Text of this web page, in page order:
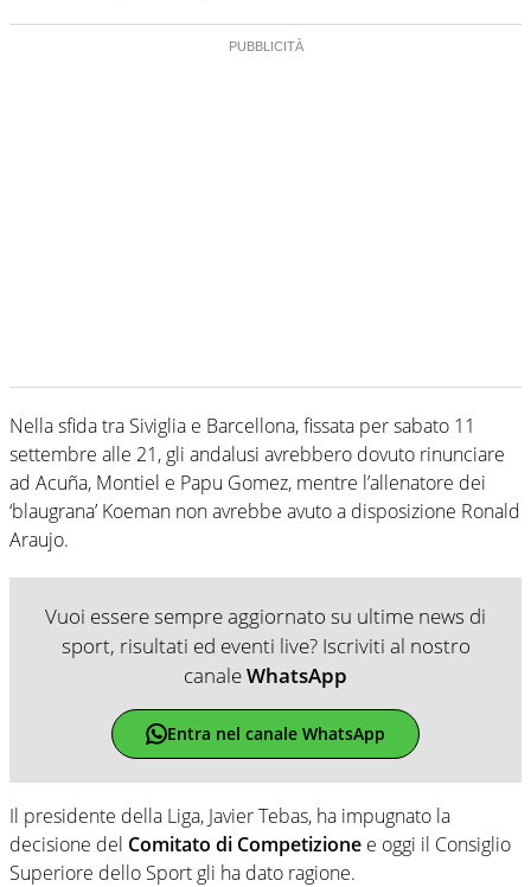
Nella sfida tra Siviglia e Barcellona, fissata per sabato 11
settembre alle 21, gli andalusi avrebbero dovuto rinunciare
ad Acuña, Montiel e Papu Gomez, mentre l’allenatore dei
‘blaugrana’ Koeman non avrebbe avuto a disposizione Ronald
Araujo.
Vuoi essere sempre aggiornato su ultime news di
sport, risultati ed eventi live? Iscriviti al nostro
canaleWhatsApp
Entra nel canale WhatsApp
Il presidente della Liga, Javier Tebas, ha impugnato la
decisione del Comitato di Competizione e oggi il Consiglio
Superiore dello Sport gli ha dato ragione.